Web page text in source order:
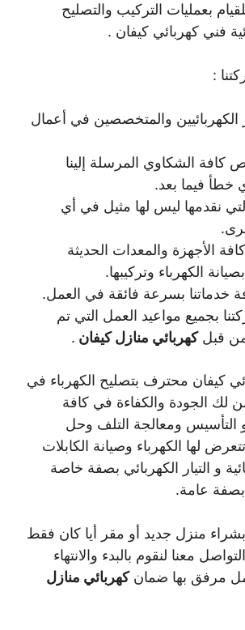
بعمليات التركيب والتصليح
فني كهربائي كيفان .
:
الكهربائيين والمتخصصين في أعمال
كافة الشكاوي المرسلة إلينا
خطأ فيما بعد.
نقدمها ليس لها مثيل في أي
الأجهزة والمعدات الحديثة
الكهرباء وتركيبها.
خدماتنا بسرعة فائقة في العمل.
بجميع مواعيد العمل التي تم
من قبلكهربائي منازل كيفان .
كيفان محترف بتصليح الكهرباء في
لك الجودة والكفاءة في كافة
التأسيس ومعالجة التلف وحل
لها الكهرباء وصيانة الكابلات
و التيار الكهربائي بصفة خاصة
بصفة عامة.
منزل جديد أو مقر أيا كان فقط
معنا لنقوم بالبدء والانتهاء
مرفق بها ضمانكهربائي منازل